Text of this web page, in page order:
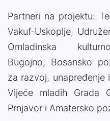
Partneri na projektu:
Vakuf-Uskoplje,
Omladinska
Bugojno, Bosansko
za razvoj, unapređenje
Vijeće mladih Grada
Prnjavor i Amatersko